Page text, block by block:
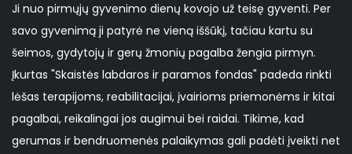
Ji nuo pirmųjų gyvenimo dienų kovojo už teisę gyventi. Per
savo gyvenimą ji patyrė ne vieną iššūkį, tačiau kartu su
šeimos, gydytojų ir gerų žmonių pagalba žengia pirmyn.
Įkurtas "Skaistės labdaros ir paramos fondas" padeda rinkti
lėšas terapijoms, reabilitacijai, įvairioms priemonėms ir kitai
pagalbai, reikalingai jos augimui bei raidai. Tikime, kad
gerumas ir bendruomenės palaikymas gali padėti įveikti net